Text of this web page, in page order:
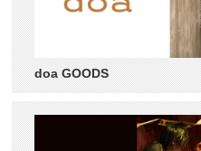
doa GOODS